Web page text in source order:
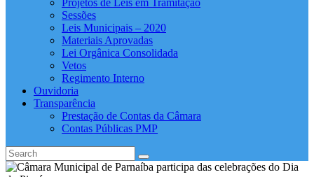
Sessões
Leis Municipais – 2020
Materiais Aprovadas
Lei Orgânica Consolidada
Vetos
Regimento Interno
Ouvidoria
Transparência
Prestação de Contas da Câmara
Contas Públicas PMP